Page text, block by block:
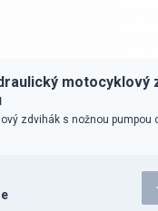
motocyklový
zdvihák s nožnou pumpou